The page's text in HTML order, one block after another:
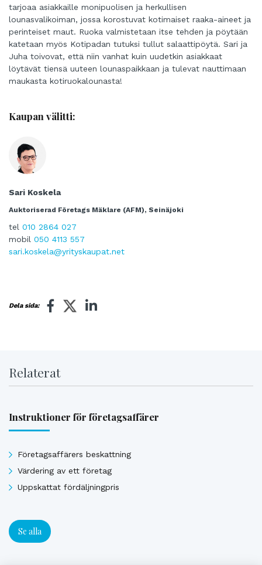
tarjoaa asiakkaille monipuolisen ja herkullisen
lounasvalikoiman, jossa korostuvat kotimaiset raaka-aineet ja
perinteiset maut. Ruoka valmistetaan itse tehden ja pöytään
katetaan myös Kotipadan tutuksi tullut salaattipöytä. Sari ja
Juha toivovat, että niin vanhat kuin uudetkin asiakkaat
löytävät tiensä uuteen lounaspaikkaan ja tulevat nauttimaan
maukasta kotiruokalounasta!
Kaupan välitti:
Sari Koskela
Auktoriserad Företags Mäklare (AFM), Seinäjoki
tel 010 2864 027
mobil 050 4113 557
sari.koskela@yrityskaupat.net
Dela sida:
Relaterat
Instruktioner för företagsaffärer
Företagsaffärers beskattning
Värdering av ett företag
Uppskattat fördäljningpris
Se alla